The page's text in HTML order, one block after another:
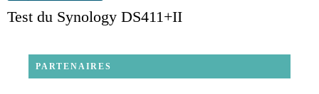
Test du Synology DS411+II
PARTENAIRES